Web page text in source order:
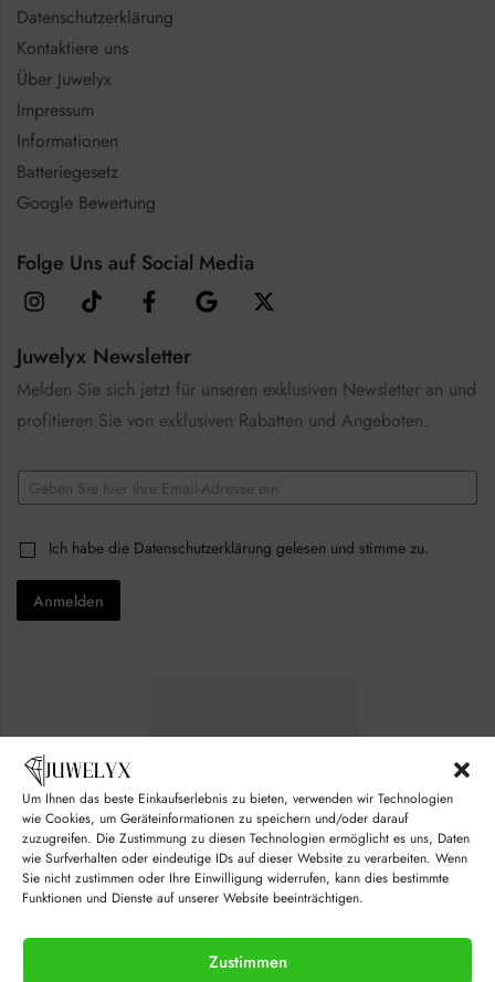
Um Ihnen das beste Einkaufserlebnis zu bieten, verwenden wir Technologien
wie Cookies, um Geräteinformationen zu speichern und/oder darauf
zuzugreifen. Die Zustimmung zu diesen Technologien ermöglicht es uns, Daten
wie Surfverhalten oder eindeutige IDs auf dieser Website zu verarbeiten. Wenn
Sie nicht zustimmen oder Ihre Einwilligung widerrufen, kann dies bestimmte
Funktionen und Dienste auf unserer Website beeinträchtigen.
Zustimmen
Datenschutzerklärung
Kontaktiere uns
Über Juwelyx
Impressum
Informationen
Batteriegesetz
Google Bewertung
Folge Uns auf Social Media
Juwelyx Newsletter
Melden Sie sich jetzt für unseren exklusiven Newsletter an und
profitieren Sie von exklusiven Rabatten und Angeboten.
E
m
lm
i
C
o
C
h
e
c
k
b
x
C
h
e
k
*
Ich habe die Datenschutzerklärung gelesen und stimme zu.
Anmelden